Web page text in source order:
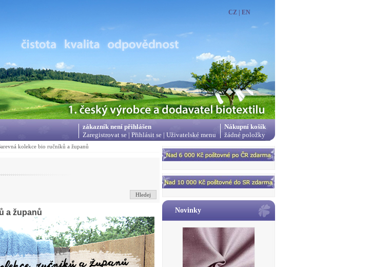
CZ| EN
Nákupní košík
žádné položky
zákazník není přihlášen
Zaregistrovat se | Přihlásit se | Uživatelské menu
kolekce bio ručníků a županů
Hledej
a županů Novinky